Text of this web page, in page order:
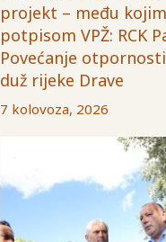
projekt – među
potpisom VPŽ: RCK
Povećanje
duž rijeke Drave
7 kolovoza, 2026